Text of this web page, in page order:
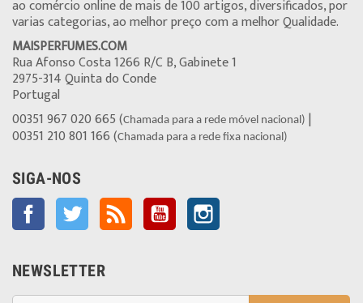
ao comércio online de mais de 100 artigos, diversificados, por
varias categorias, ao melhor preço com a melhor Qualidade.
MAISPERFUMES.COM
Rua Afonso Costa 1266 R/C B, Gabinete 1
2975-314 Quinta do Conde
Portugal
00351 967 020 665 (Chamada para a rede móvel nacional) |
00351 210 801 166 (Chamada para a rede fixa nacional)
SIGA-NOS
Facebook Twitter Rss YouTube
NEWSLETTER